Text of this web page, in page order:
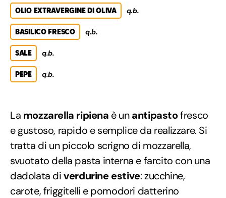
OLIO EXTRAVERGINE DI OLIVA q.b.
BASILICO FRESCO q.b.
SALE q.b.
PEPE q.b.
La mozzarella ripiena è unantipastofresco
e gustoso, rapido e semplice da realizzare. Si
tratta di un piccolo scrigno di mozzarella,
svuotato della pasta interna e farcito con una
dadolata diverdurine estive: zucchine,
carote, friggitelli e pomodori datterino